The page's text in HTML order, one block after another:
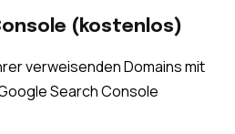
(kostenlos)
verweisenden Domains mit
Search Console